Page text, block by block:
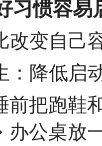
习惯容
改变自己
：降低启
把跑鞋
公桌放